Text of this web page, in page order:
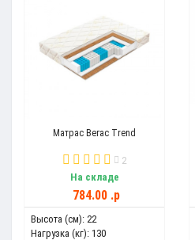
Матрас Вегас Trend
2
На складе
784.00 .p
Высота (см): 22
Нагрузка (кг): 130